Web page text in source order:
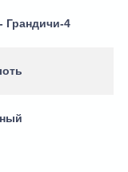
Грандичи-4